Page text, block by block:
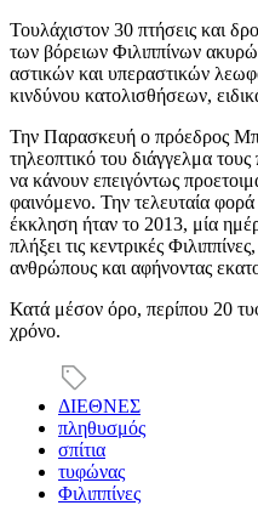
Τουλάχιστον 30 πτήσεις και
των βόρειων Φιλιππίνων
αστικών και υπεραστικών
κινδύνου κατολισθήσεων,
Την Παρασκευή ο πρόεδρος
τηλεοπτικό του διάγγελμα
να κάνουν επειγόντως
φαινόμενο. Την τελευταία φορά
έκκληση ήταν το 2013, μία
πλήξει τις κεντρικές
ανθρώπους και αφήνοντας
Κατά μέσον όρο, περίπου 20
χρόνο.
ΔΙΕΘΝΕΣ
πληθυσμός
σπίτια
τυφώνας
Φιλιππίνες